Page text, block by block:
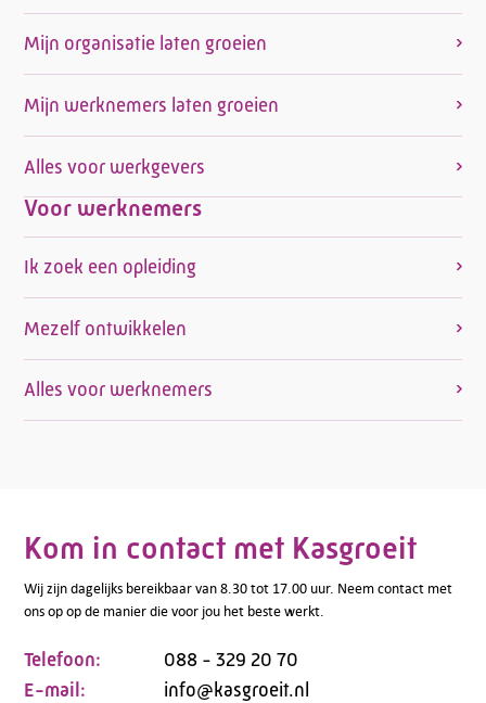
Mijn organisatie laten groeien
Mijn werknemers laten groeien
Alles voor werkgevers
Voor werknemers
Ik zoek een opleiding
Mezelf ontwikkelen
Alles voor werknemers
Kom in contact met Kasgroeit
Wij zijn dagelijks bereikbaar van 8.30 tot 17.00 uur. Neem contact met
ons op op de manier die voor jou het beste werkt.
Telefoon:
088 - 329 20 70
E-mail:
info@kasgroeit.nl